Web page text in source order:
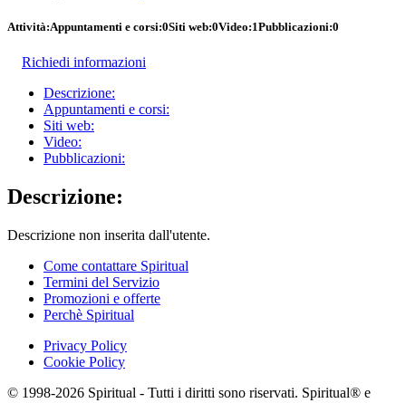
Attività:Appuntamenti e corsi:0Siti web:0Video:1Pubblicazioni:0
Richiedi informazioni
Descrizione:
Appuntamenti e corsi:
Siti web:
Video:
Pubblicazioni:
Descrizione:
Descrizione non inserita dall'utente.
Come contattare Spiritual
Termini del Servizio
Promozioni e offerte
Perchè Spiritual
Privacy Policy
Cookie Policy
© 1998-2026 Spiritual - Tutti i diritti sono riservati. Spiritual® e